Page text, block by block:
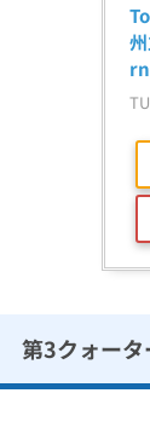
第3クォータ